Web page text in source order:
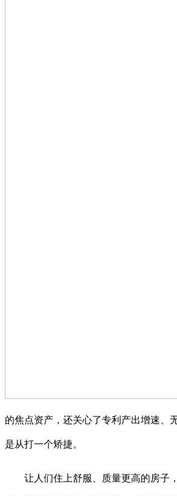
的焦点资产，还关心了专利产出增速、
是从打一个矫捷。
让人们住上舒服、质量更高的房子，